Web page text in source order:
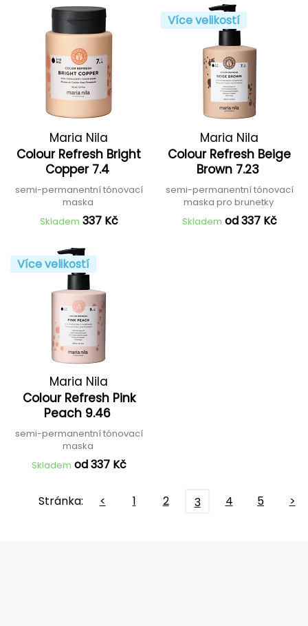
Maria Nila
Colour Refresh Bright
Copper 7.4
semi-permanentní tónovací
maska
Skladem 337 Kč
Více velikostí
Maria Nila
Colour Refresh Beige
Brown 7.23
semi-permanentní tónovací
maska pro brunetky
Skladem od 337 Kč
Více velikostí
Maria Nila
Colour Refresh Pink
Peach 9.46
semi-permanentní tónovací
maska
Skladem od 337 Kč
Stránka: < 1 2 3 4 5 >